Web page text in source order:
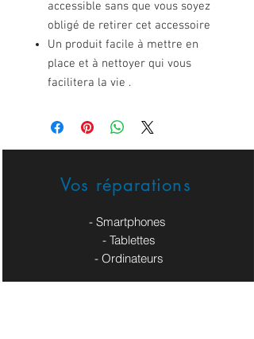
accessible sans que vous soyez
obligé de retirer cet accessoire
Un produit facile à mettre en
place et à nettoyer qui vous
facilitera la vie .
Vos réparations
- Smartphones
- Tablettes
- Ordinateurs